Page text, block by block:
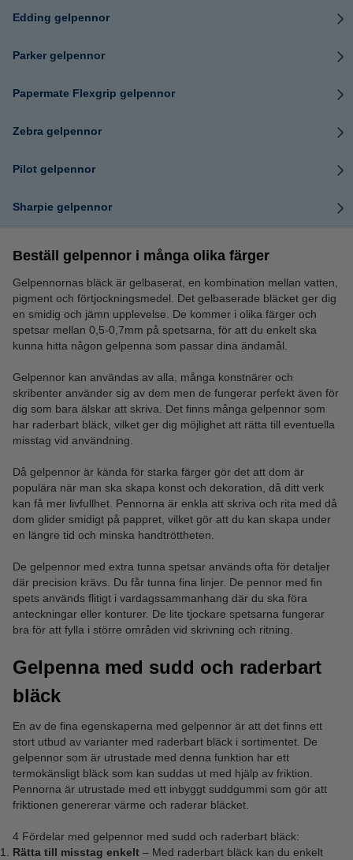
Edding gelpennor
Parker gelpennor
Papermate Flexgrip gelpennor
Zebra gelpennor
Pilot gelpennor
Sharpie gelpennor
Beställ gelpennor i många olika färger
Gelpennornas bläck är gelbaserat, en kombination mellan vatten,
pigment och förtjockningsmedel. Det gelbaserade bläcket ger dig
en smidig och jämn upplevelse. De kommer i olika färger och
spetsar mellan 0,5-0,7mm på spetsarna, för att du enkelt ska
kunna hitta någon gelpenna som passar dina ändamål.
Gelpennor kan användas av alla, många konstnärer och
skribenter använder sig av dem men de fungerar perfekt även för
dig som bara älskar att skriva. Det finns många gelpennor som
har raderbart bläck, vilket ger dig möjlighet att rätta till eventuella
misstag vid användning.
Då gelpennor är kända för starka färger gör det att dom är
populära när man ska skapa konst och dekoration, då ditt verk
kan få mer livfullhet. Pennorna är enkla att skriva och rita med då
dom glider smidigt på pappret, vilket gör att du kan skapa under
en längre tid och minska handtröttheten.
De gelpennor med extra tunna spetsar används ofta för detaljer
där precision krävs. Du får tunna fina linjer. De pennor med fin
spets används flitigt i vardagssammanhang där du ska föra
anteckningar eller konturer. De lite tjockare spetsarna fungerar
bra för att fylla i större områden vid skrivning och ritning.
Gelpenna med sudd och raderbart
bläck
En av de fina egenskaperna med gelpennor är att det finns ett
stort utbud av varianter med raderbart bläck i sortimentet. De
gelpennor som är utrustade med denna funktion har ett
termokänsligt bläck som kan suddas ut med hjälp av friktion.
Pennorna är utrustade med ett inbyggt suddgummi som gör att
friktionen genererar värme och raderar bläcket.
4 Fördelar med gelpennor med sudd och raderbart bläck:
Rätta till misstag enkelt – Med raderbart bläck kan du enkelt